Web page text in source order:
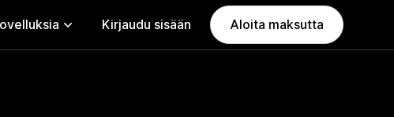
Kirjaudu sisään Aloita maksutta